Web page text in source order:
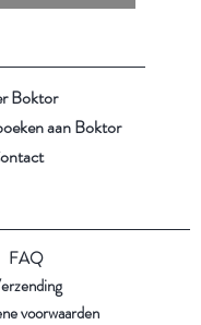
Boktor
aan Boktor
FAQ
voorwaarden